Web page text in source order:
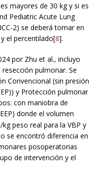
mayores de 30 kg y si es
Pediatric Acute Lung
2) se deberá tomar en
el percentilado[8].
por Zhu et al., incluyo
pulmonar. Se
Convencional (sin presión
y Protección pulmonar
con maniobra de
donde el volumen
peso real para la VBP y
se encontró diferencia en
posoperatorias
de intervención y el